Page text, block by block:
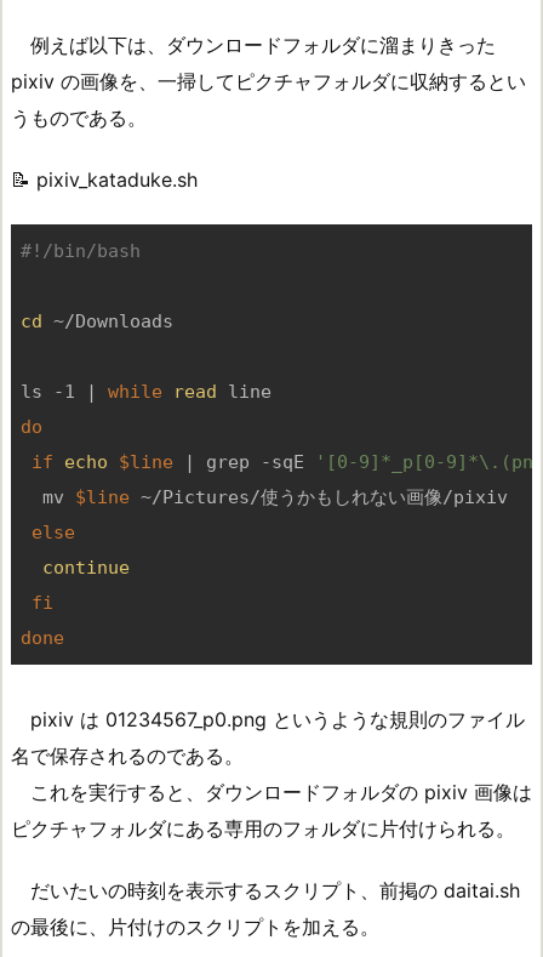
例えば以下は、ダウンロードフォルダに溜まりきった
pixiv の画像を、一掃してピクチャフォルダに収納するとい
うものである。
📝 pixiv_kataduke.sh
cd ~/Downloads
ls -1 | while read
do
if
echo $line | grep -sqE
'[0-9]*_p[0-
  mv
$line ~/Pictures/使うかもしれない画像/pixiv
else
continue
fi
done
pixiv は 01234567_p0.png というような規則のファイル
名で保存されるのである。
これを実行すると、ダウンロードフォルダの pixiv 画像は
ピクチャフォルダにある専用のフォルダに片付けられる。
だいたいの時刻を表示するスクリプト、前掲の daitai.sh
の最後に、片付けのスクリプトを加える。